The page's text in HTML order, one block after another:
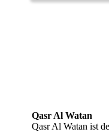
Qasr Al Watan
Qasr Al Watan ist